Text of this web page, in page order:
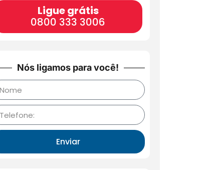
Ligue grátis
0800 333 3006
Nós ligamos para você!
Enviar